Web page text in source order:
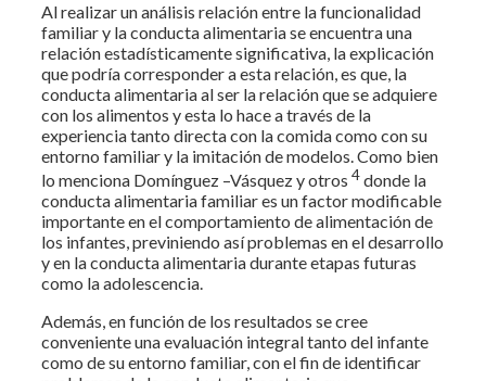
Al realizar un análisis relación entre la funcionalidad
familiar y la conducta alimentaria se encuentra una
relación estadísticamente significativa, la explicación
que podría corresponder a esta relación, es que, la
conducta alimentaria al ser la relación que se adquiere
con los alimentos y esta lo hace a través de la
experiencia tanto directa con la comida como con su
entorno familiar y la imitación de modelos. Como bien
lo menciona Domínguez –Vásquez y otros 4donde la
conducta alimentaria familiar es un factor modificable
importante en el comportamiento de alimentación de
los infantes, previniendo así problemas en el desarrollo
y en la conducta alimentaria durante etapas futuras
como la adolescencia.
Además, en función de los resultados se cree
conveniente una evaluación integral tanto del infante
como de su entorno familiar, con el fin de identificar